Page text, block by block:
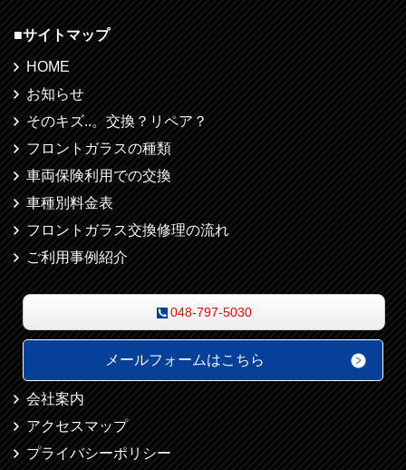
■サイトマップ
HOME
お知らせ
そのキズ..。交換？リペア？
フロントガラスの種類
車両保険利用での交換
車種別料金表
フロントガラス交換修理の流れ
ご利用事例紹介
048-797-5030
メールフォームはこちら
会社案内
アクセスマップ
プライバシーポリシー